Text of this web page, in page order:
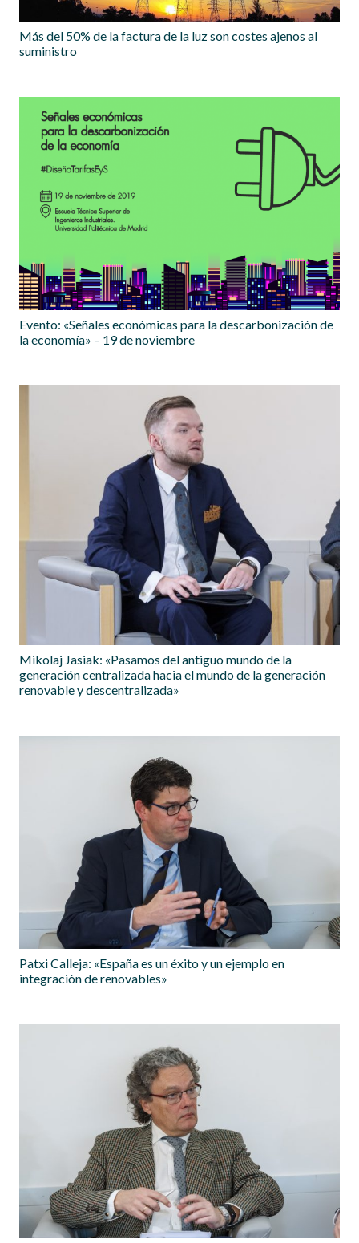
Más del 50% de la factura de la luz son costes ajenos al
suministro
Evento: «Señales económicas para la descarbonización de
la economía» – 19 de noviembre
Mikolaj Jasiak: «Pasamos del antiguo mundo de la
generación centralizada hacia el mundo de la generación
renovable y descentralizada»
Patxi Calleja: «España es un éxito y un ejemplo en
integración de renovables»